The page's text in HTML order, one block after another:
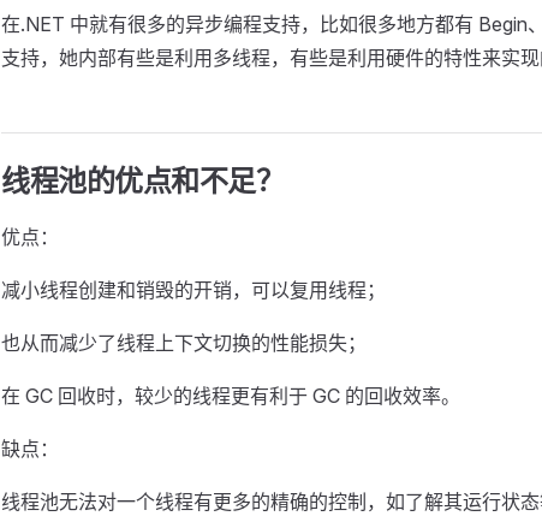
在.NET 中就有很多的异步编程支持，比如很多地方都有 Begin
支持，她内部有些是利用多线程，有些是利用硬件的特性来实现
线程池的优点和不足？
优点：
减小线程创建和销毁的开销，可以复用线程；
也从而减少了线程上下文切换的性能损失；
在 GC 回收时，较少的线程更有利于 GC 的回收效率。
缺点：
线程池无法对一个线程有更多的精确的控制，如了解其运行状态